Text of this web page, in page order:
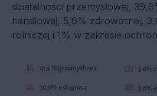
działalności przemysłowej,
handlowej, 5,6% zdrowotnej,
rolniczej i 1% w zakresie